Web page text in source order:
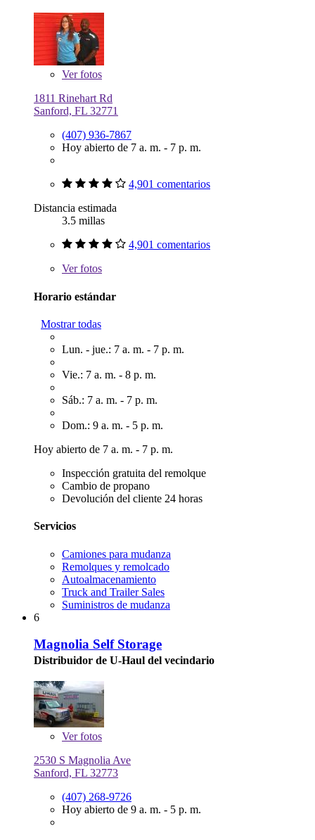
Verfotos
1811 Rinehart Rd
Sanford, FL 32771
(407) 936-7867
Hoy abierto de 7 a. m. - 7 p. m.
4,901 comentarios
Distancia estimada
3.5 millas
4,901 comentarios
Verfotos
Horario estándar
Mostrar todas
Lun. - jue.: 7 a. m. - 7 p. m.
Vie.: 7 a. m. - 8 p. m.
Sáb.: 7 a. m. - 7 p. m.
Dom.: 9 a. m. - 5 p. m.
Hoy abierto de 7 a. m. - 7 p. m.
Inspección gratuita del remolque
Cambio de propano
Devolución del cliente 24 horas
Servicios
Camiones para mudanza
Remolques y remolcado
Autoalmacenamiento
Truck and Trailer Sales
Suministros de mudanza
6
Magnolia Self Storage
Distribuidor de U-Haul del vecindario
Verfotos
2530 S Magnolia Ave
Sanford, FL 32773
(407) 268-9726
Hoy abierto de 9 a. m. - 5 p. m.